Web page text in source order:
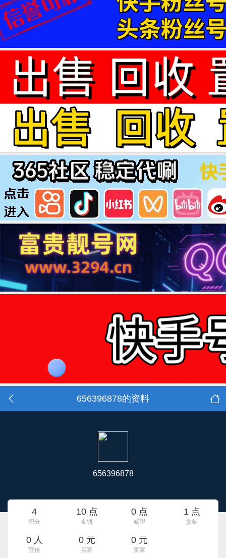
656396878的资料
656396878
4
积分
10 点
金钱
0 点
威望
1 点
贡献
0 人
宣传
0 元
买家
0 元
卖家